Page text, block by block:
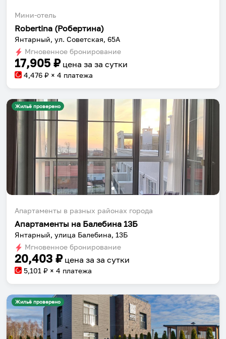
Мини-отель
Robertina (Робертина)
Янтарный, ул. Советская, 65А
Мгновенное бронирование
17,905 ₽ цена за за сутки
4,476 ₽ × 4 платежа
Жильё проверено
Апартаменты в разных районах города
Апартаменты на Балебина 13Б
Янтарный, улица Балебина, 13Б
Мгновенное бронирование
20,403 ₽ цена за за сутки
5,101 ₽ × 4 платежа
Жильё проверено